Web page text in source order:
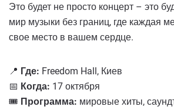
Это будет не просто концерт – это
мир музыки без границ, где каждая
свое место в вашем сердце.
📍 Где: Freedom Hall, Киев
📅 Когда: 17 октября
🎟️ Программа: мировые хиты,